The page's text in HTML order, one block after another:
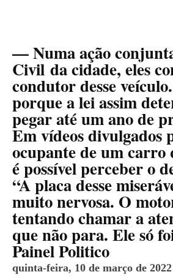
— Numa ação
Civil da cidade, eles
condutor desse
porque a lei assim
pegar até um ano de
Em vídeos divulgados
ocupante de um carro
é possível perceber o
“A placa desse
muito nervosa. O
tentando chamar a
que não para. Ele só
Painel Politico
quinta-feira, 10 de março de 2022